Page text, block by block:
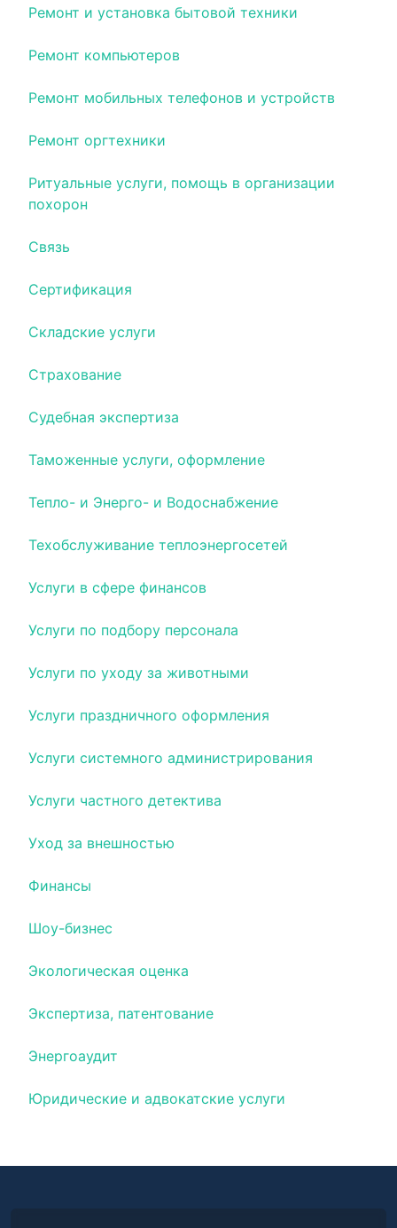
Ремонт и установка бытовой техники
Ремонт компьютеров
Ремонт мобильных телефонов и устройств
Ремонт оргтехники
Ритуальные услуги, помощь в организации
похорон
Связь
Сертификация
Складские услуги
Страхование
Судебная экспертиза
Таможенные услуги, оформление
Тепло- и Энерго- и Водоснабжение
Техобслуживание теплоэнергосетей
Услуги в сфере финансов
Услуги по подбору персонала
Услуги по уходу за животными
Услуги праздничного оформления
Услуги системного администрирования
Услуги частного детектива
Уход за внешностью
Финансы
Шоу-бизнес
Экологическая оценка
Экспертиза, патентование
Энергоаудит
Юридические и адвокатские услуги